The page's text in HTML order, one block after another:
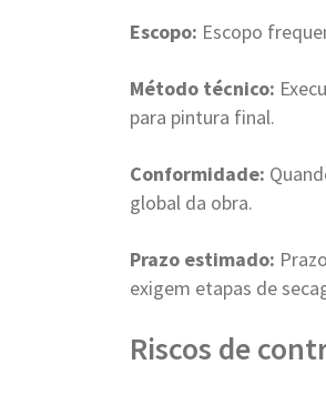
Escopo: Escopo
Método técnico:
para pintura final.
Conformidade:
global da obra.
Prazo estimado:
exigem etapas de
Riscos de